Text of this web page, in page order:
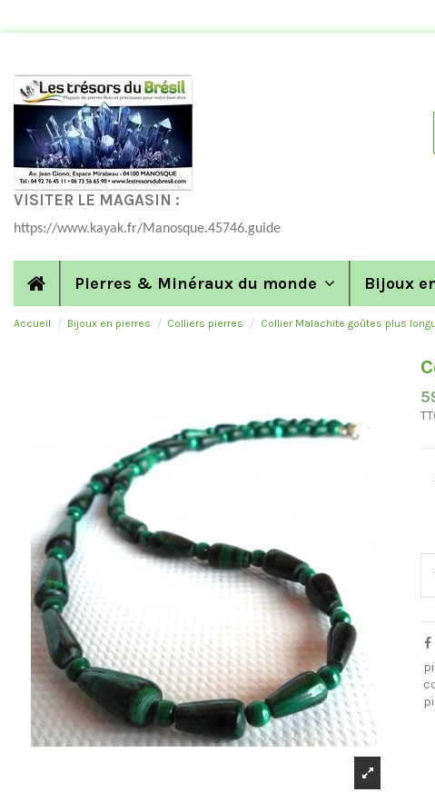
VISITER LE MAGASIN :
https://www.kayak.fr/Manosque.45746.guide
Pierres & Minéraux du monde Bijoux
Accueil Bijoux en pierres Colliers pierres Collier Malachite goûtes plus